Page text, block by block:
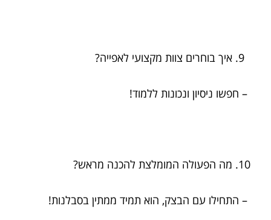
איך בוחרים צוות מקצועי לאפייה?
– חפשו ניסיון ונכונות ללמוד!
מה הפעולה המומלצת להכנה מראש?
– התחילו עם הבצק, הוא תמיד ממתין בסבלנות!